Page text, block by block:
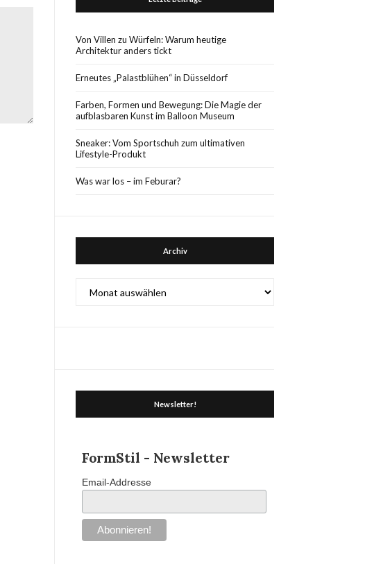
Von Villen zu Würfeln: Warum heutige
Architektur anders tickt
Erneutes „Palastblühen“ in Düsseldorf
Farben, Formen und Bewegung: Die Magie der
aufblasbaren Kunst im Balloon Museum
Sneaker: Vom Sportschuh zum ultimativen
Lifestyle-Produkt
Was war los – im Feburar?
Archiv
Newsletter!
FormStil - Newsletter
Email-Addresse